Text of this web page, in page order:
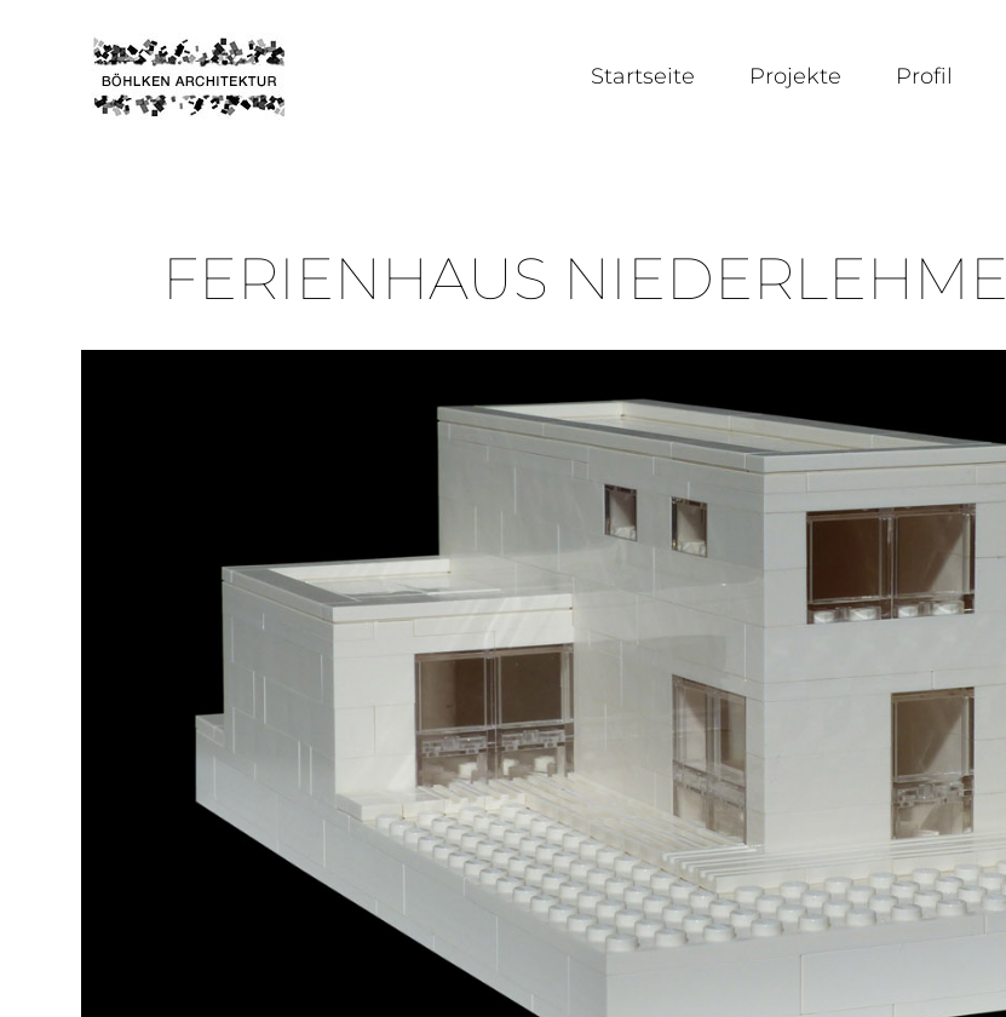
Startseite Projekte Profil
FERIENHAUS NIEDERLEHME